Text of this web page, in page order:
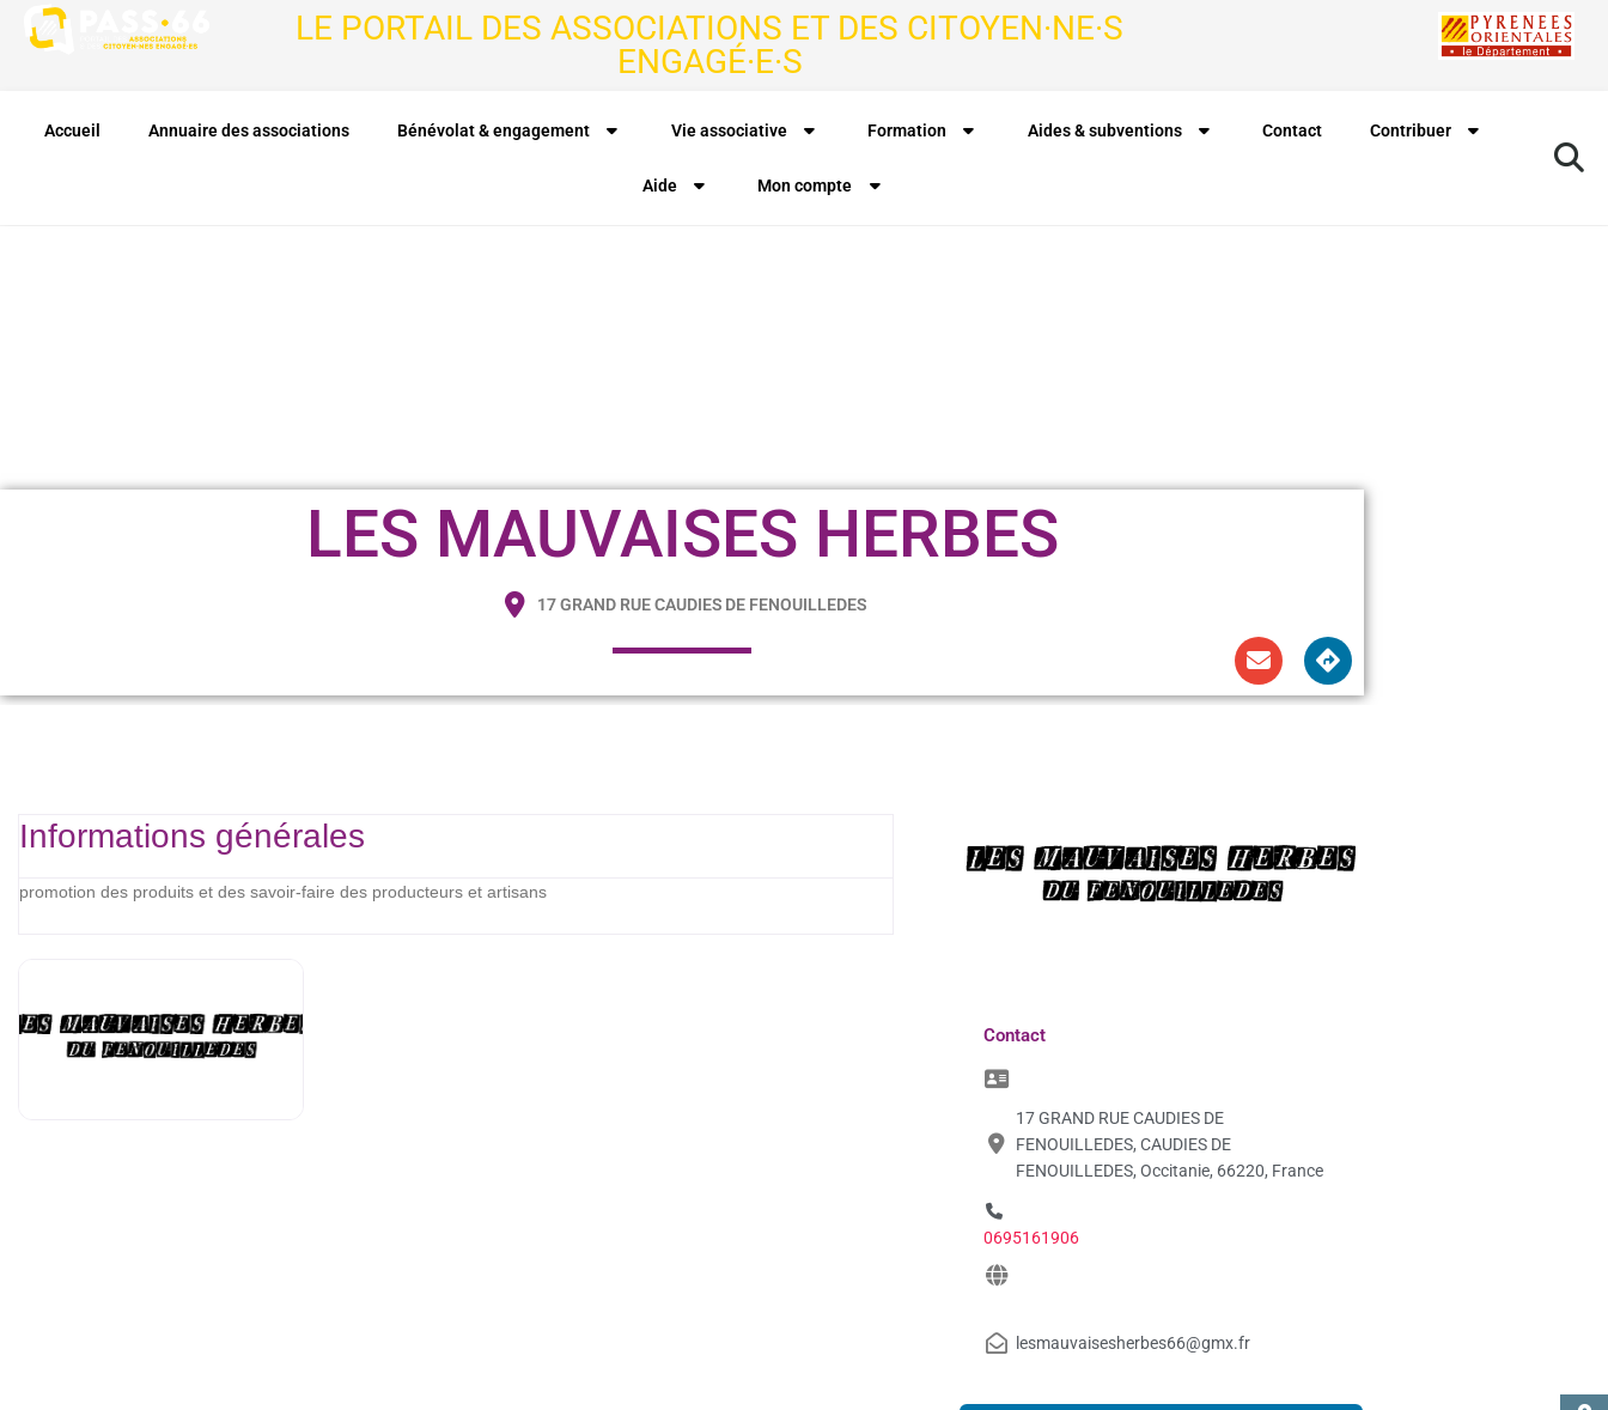
LE PORTAIL DES ASSOCIATIONS ET DES CITOYEN·NE·S
ENGAGÉ·E·S
Accueil Annuaire des associations Bénévolat & engagement Vie associative Formation Aides & subventions Contact Contribuer
Aide Mon compte
LES MAUVAISES HERBES
17 GRAND RUE CAUDIES DE FENOUILLEDES
Informations générales
promotion des produits et des savoir-faire des producteurs et artisans
Contact
17 GRAND RUE CAUDIES DE
FENOUILLEDES, CAUDIES DE
FENOUILLEDES, Occitanie, 66220, France
0695161906
lesmauvaisesherbes66@gmx.fr